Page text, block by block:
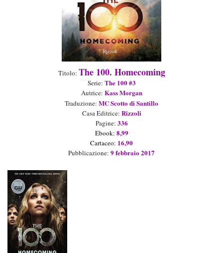
Titolo: The 100. Homecoming
Serie: The 100 #3
Autrice: Kass Morgan
Traduzione: MC Scotto di Santillo
Casa Editrice: Rizzoli
Pagine: 336
Ebook: 8,99
Cartaceo: 16,90
Pubblicazione: 9febbraio 2017